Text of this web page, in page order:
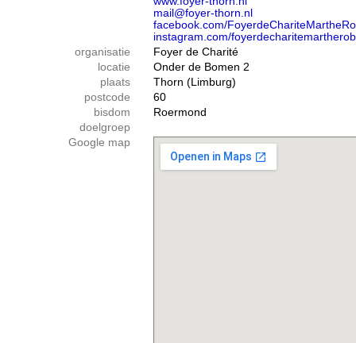
mail@foyer-thorn.nl
facebook.com/
instagram.com/
organisatie
Foyer de Charité
locatie
Onder de Bomen 2
plaats
Thorn (Limburg)
postcode
60
bisdom
Roermond
doelgroep
Google map